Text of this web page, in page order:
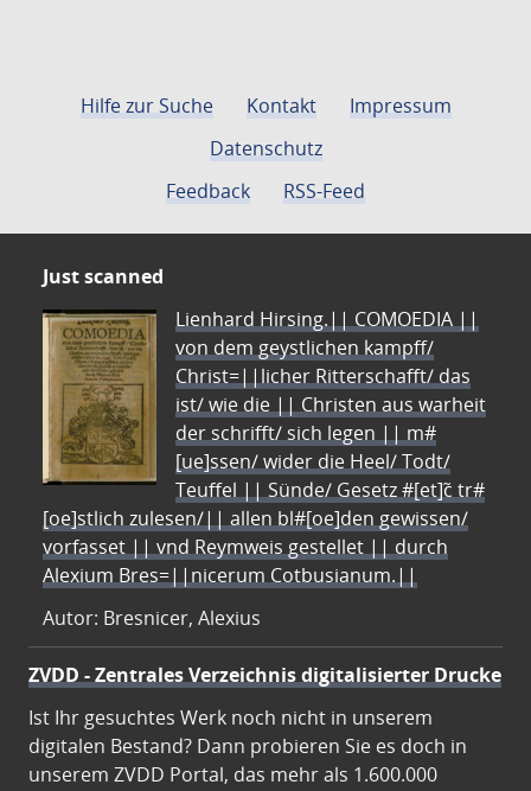
Hilfe zur Suche Kontakt
Impressum
Datenschutz
Feedback
RSS-Feed
Just scanned
Lienhard Hirsing.|| COMOEDIA ||
von dem geystlichen kampff/
Christ=||licher Ritterschafft/ das
ist/ wie die || Christen aus warheit
der schrifft/ sich legen || m#
[ue]ssen/ wider die Heel/ Todt/
Teuffel || Sünde/ Gesetz #[et]c̃ tr#
[oe]stlich zulesen/|| allen bl#[oe]den gewissen/
vorfasset || vnd Reymweis gestellet || durch
Alexium Bres=||nicerum Cotbusianum.||
Autor: Bresnicer, Alexius
ZVDD - Zentrales Verzeichnis digitalisierter Drucke
Ist Ihr gesuchtes Werk noch nicht in unserem
digitalen Bestand? Dann probieren Sie es doch in
unserem ZVDD Portal, das mehr als 1.600.000